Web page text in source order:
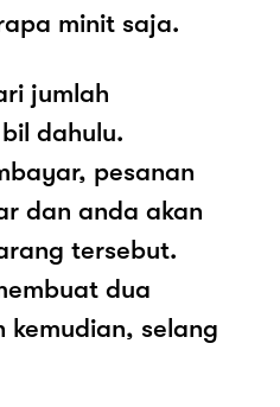
minit saja.
jumlah
dahulu.
pesanan
dan anda akan
tersebut.
dua
kemudian, selang